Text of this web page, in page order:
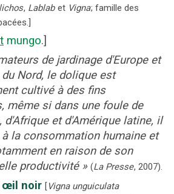
, Lablab et Vigna; famille des
]
mungo.]
de jardinage d'Europe et
Nord, le dolique est
cultivé à des fins
même si dans une foule de
d'Afrique et d'Amérique latine, il
la consommation humaine et
en raison de son
productivité » (La Presse, 2007).
œil noir [Vigna unguiculata